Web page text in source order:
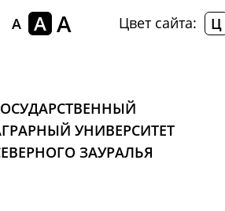
A A A Цвет сайта: Ц
УНИВЕРСИТЕТ
ЗАУРАЛЬЯ